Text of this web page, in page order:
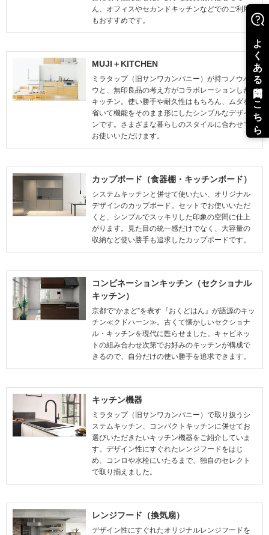
ん、オフィスやセカンドキッチンなどでのご利用
もおすすめです。
MUJI＋KITCHEN
ミラタップ（旧サンワカンパニー）が持つノウハ
ウと、無印良品の考え方がコラボレーションした
キッチン。使い勝手や耐久性はもちろん、ムダを
省いて機能をそのまま形にしたシンプルなデザイ
ンです。さまざまな暮らしのスタイルに合わせて
お使いいただけます。
カップボード（食器棚・キッチンボード）
システムキッチンと併せて使いたい、オリジナル
デザインのカップボード。セットでお使いいただ
くと、シンプルでスッキリした印象の空間に仕上
がります。見た目の統一感だけでなく、大容量の
収納など使い勝手も追求したカップボードです。
コンビネーションキッチン（セクショナル
キッチン）
京都で“かまど”を表す『おくどはん』が語源のキッ
チン≪クドハーン≫。古くて懐かしいセクショナ
ル・キッチンを現代に甦らせました。キャビネッ
トの組み合わせ次第でお好みのキッチンが構成で
きるので、自分だけの使い勝手を追求できます。
キッチン機器
ミラタップ（旧サンワカンパニー）で取り扱うシ
ステムキッチン、コンパクトキッチンに併せてお
選びいただきたいキッチン機器をご紹介していま
す。デザイン性にすぐれたレンジフードをはじ
め、コンロや水栓にいたるまで、独自のセレクト
で取り揃えました。
レンジフード（換気扇）
デザイン性にすぐれたオリジナルレンジフードを